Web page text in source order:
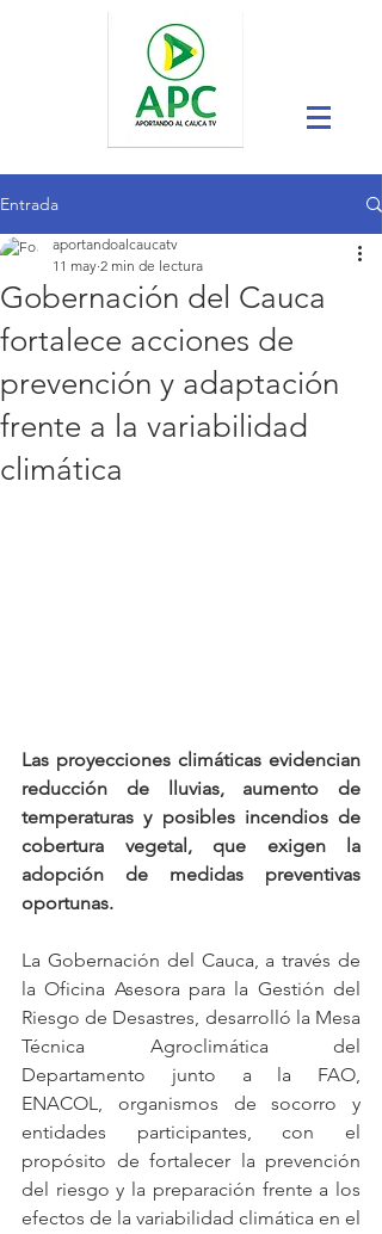
Entrada
Gobernación del Cauca
fortalece acciones de
prevención y adaptación
frente a la variabilidad
climática
aportandoalcaucatv
11 may 2 min de lectura
Las proyecciones climáticas evidencian
reducción de lluvias, aumento de
temperaturas y posibles incendios de
cobertura vegetal, que exigen la
adopción de medidas preventivas
oportunas.
La Gobernación del Cauca, a través de
la Oficina Asesora para la Gestión del
Riesgo de Desastres, desarrolló la Mesa
Técnica Agroclimática del
Departamento junto a la FAO,
ENACOL, organismos de socorro y
entidades participantes, con el
propósito de fortalecer la prevención
del riesgo y la preparación frente a los
efectos de la variabilidad climática en el